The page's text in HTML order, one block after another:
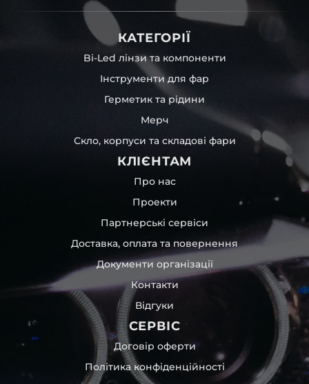
КАТЕГОРІЇ
Bi-Led лінзи та компоненти
Інструменти для фар
Герметик та рідини
Мерч
Скло, корпуси та складові фари
КЛІЄНТАМ
Про нас
Проекти
Партнерські сервіси
Доставка, оплата та повернення
Документи організації
Контакти
Відгуки
СЕРВІС
Договір оферти
Політика конфіденційності